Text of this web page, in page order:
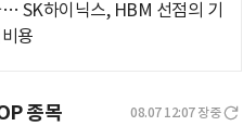
SK하이닉스, HBM 선점의 기
용
종목 08.07 12:07 장중